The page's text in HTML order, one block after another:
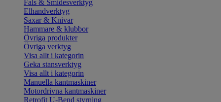
Fals & Smidesverktyg
Elhandverktyg
Saxar & Knivar
Hammare & klubbor
Övriga produkter
Övriga verktyg
Visa allt i kategorin
Geka stansverktyg
Visa allt i kategorin
Manuella kantmaskiner
Motordrivna kantmaskiner
Retrofit U-Bend styrning